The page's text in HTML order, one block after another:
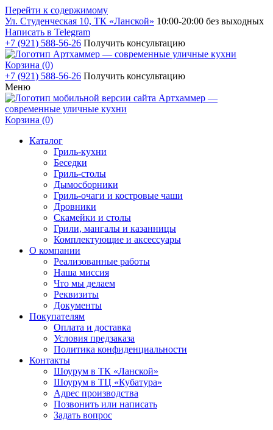
Перейти к содержимому
Ул. Студенческая 10, ТК «Ланской» 10:00-20:00 без выходных
Написать в Telegram
+7 (921) 588-56-26 Получить консультацию
Корзина (0)
+7 (921) 588-56-26 Получить консультацию
Меню
Корзина (0)
Каталог
Гриль-кухни
Беседки
Гриль-столы
Дымосборники
Гриль-очаги и костровые чаши
Дровники
Скамейки и столы
Грили, мангалы и казанницы
Комплектующие и аксессуары
О компании
Реализованные работы
Наша миссия
Что мы делаем
Реквизиты
Документы
Покупателям
Оплата и доставка
Условия предзаказа
Политика конфиденциальности
Контакты
Шоурум в ТК «Ланской»
Шоурум в ТЦ «Кубатура»
Адрес производства
Позвонить или написать
Задать вопрос